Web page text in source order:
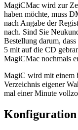
MagiCMac wird zur
haben möchte, muss
nach Angabe der
nach. Sind Sie
Bestellung darum,
5 mit auf die CD
MagiCMac nochmals
MagiC wird mit einem
Verzeichnis eigener
mal einer Minute
Konfiguration